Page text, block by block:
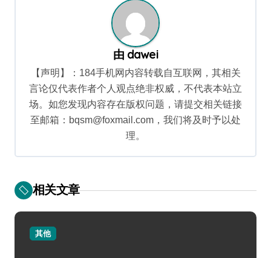
由 dawei
【声明】：184手机网内容转载自互联网，其相关
言论仅代表作者个人观点绝非权威，不代表本站立
场。如您发现内容存在版权问题，请提交相关链接
至邮箱：bqsm@foxmail.com，我们将及时予以处
理。
相关文章
其他